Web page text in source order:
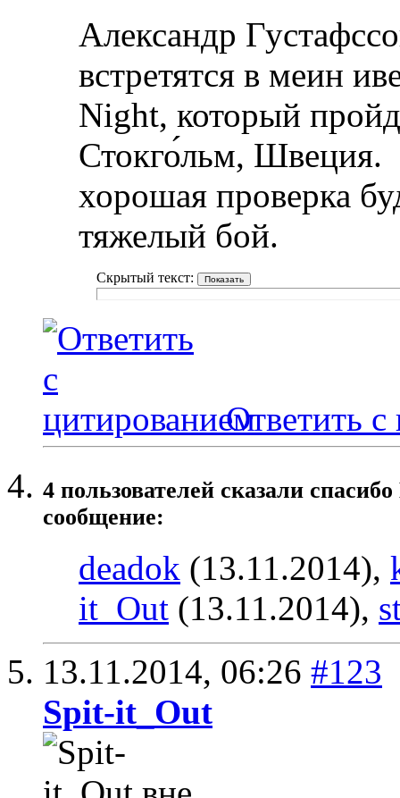
Александр
встретятся в меин
Night, который
Стокго́льм, Швеция.
хорошая проверка
тяжелый бой.
Скрытый текст:
Ответить с
4 пользователей сказали
сообщение:
deadok (13.11.2014),
it_Out (13.11.2014),
13.11.2014, 06:26 #123
Spit-it_Out